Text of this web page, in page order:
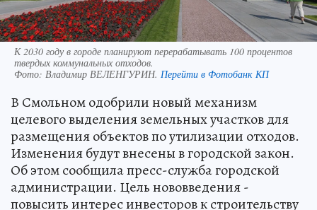
К 2030 году в городе планируют перерабатывать 100 процентов
твердых коммунальных отходов.
Фото: Владимир ВЕЛЕНГУРИН. Перейти в Фотобанк КП
В Смольном одобрили новый механизм
целевого выделения земельных участков для
размещения объектов по утилизации отходов.
Изменения будут внесены в городской закон.
Об этом сообщила пресс-служба городской
администрации. Цель нововведения -
повысить интерес инвесторов к строительству